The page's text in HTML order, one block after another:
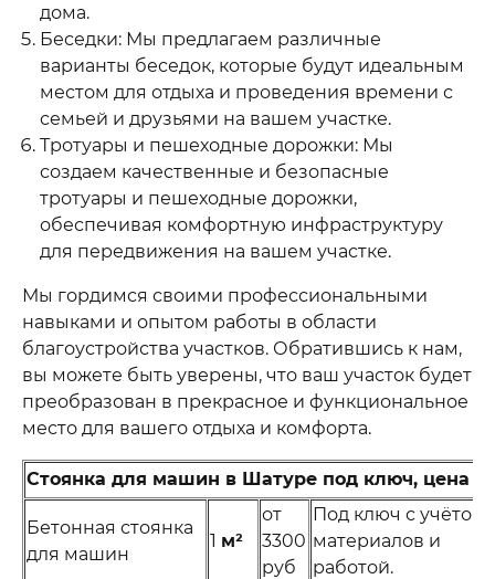
дома.
Беседки: Мы предлагаем различные
варианты беседок, которые будут идеальным
местом для отдыха и проведения времени с
семьей и друзьями на вашем участке.
Тротуары и пешеходные дорожки: Мы
создаем качественные и безопасные
тротуары и пешеходные дорожки,
обеспечивая комфортную инфраструктуру
для передвижения на вашем участке.
Мы гордимся своими профессиональными
навыками и опытом работы в области
благоустройства участков. Обратившись к нам,
вы можете быть уверены, что ваш участок будет
преобразован в прекрасное и функциональное
место для вашего отдыха и комфорта.
Стоянка для машин в Шатуре под ключ, цена
Бетонная стоянка
для машин
1 м²
от
3300
руб
Под ключ с учётом
материалов и
работой.